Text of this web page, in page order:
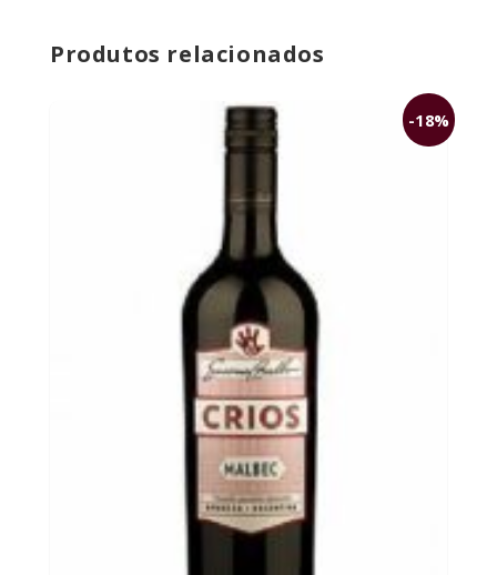
Produtos relacionados
-18%